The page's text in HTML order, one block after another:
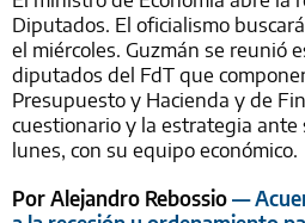
Diputados. El oficialismo
el miércoles. Guzmán se reunió
diputados del FdT que
Presupuesto y Hacienda y de
cuestionario y la estrategia ante
lunes, con su equipo económico.
Por Alejandro Rebossio—